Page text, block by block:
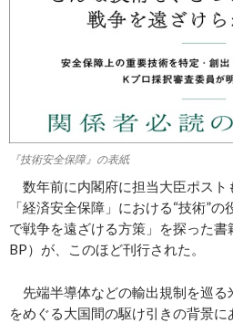
『技術安全保障』の表紙
数年前に内閣府に担当大臣ポスト
「経済安全保障」における“技術”
で戦争を遠ざける方策」を探った
BP）が、このほど刊行された。
先端半導体などの輸出規制を巡る
をめぐる大国間の駆け引きの背景に